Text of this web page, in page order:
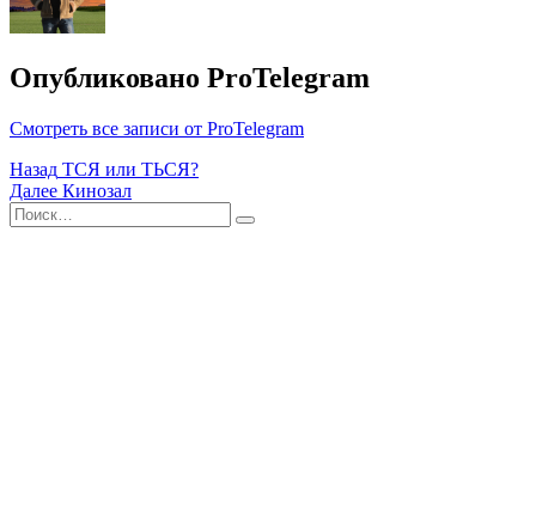
Опубликовано ProTelegram
Смотреть все записи от ProTelegram
Навигация
по
записям
Назад ТСЯ или ТЬСЯ?
Далее Кинозал
Поиск
Найти